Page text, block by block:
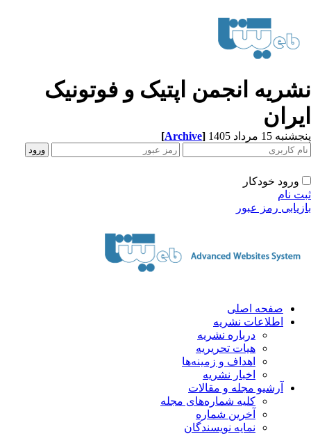
انجمن اپتیک و فوتونیک
15 مرداد 1405 [Archive]
ورود خودکار
نام
رمز عبور
صفحه اصلی
اطلاعات نشریه
درباره نشریه
هیات تحریریه
اهداف و زمینه‌ها
اخبار نشریه
آرشیو مجله و مقالات
کلیه شماره‌های مجله
آخرین شماره
نمایه نویسندگان